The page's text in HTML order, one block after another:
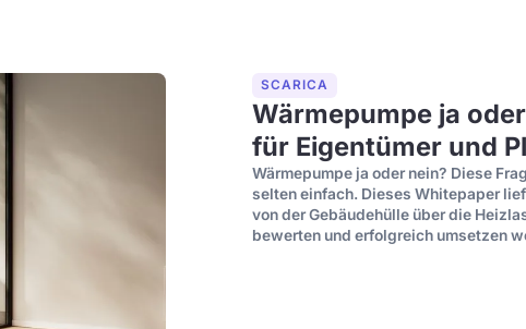
SCARICA
Wärmepumpe ja
für Eigentümer und
Wärmepumpe ja oder nein? Diese
selten einfach. Dieses Whitepaper
von der Gebäudehülle über die
bewerten und erfolgreich umsetzen